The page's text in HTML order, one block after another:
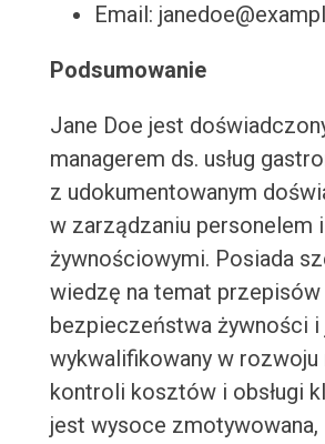
Email:
Podsumowanie
Jane Doe jest
managerem ds. usług
z udokumentowanym
w zarządzaniu personelem
żywnościowymi. Posiada
wiedzę na temat przepisów
bezpieczeństwa żywności i
wykwalifikowany w rozwoju
kontroli kosztów i obsługi
jest wysoce zmotywowana,